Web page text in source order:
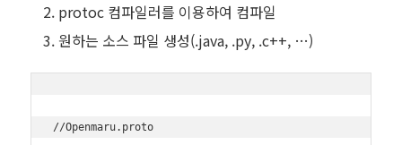
protoc 컴파일러를 이용하여 컴파일
원하는 소스 파일 생성(.java, .py, .c++, …)
//Openmaru.proto